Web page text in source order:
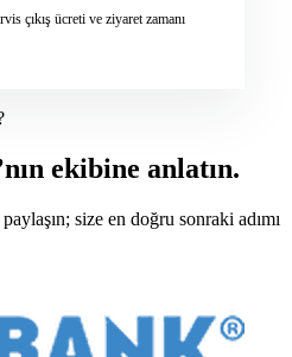
çıkış ücreti ve ziyaret zamanı
ekibine anlatın.
size en doğru sonraki adımı